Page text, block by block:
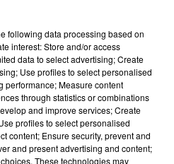
following data processing based on
interest: Store and/or access
data to select advertising; Create
Use profiles to select personalised
performance; Measure content
through statistics or combinations
and improve services; Create
profiles to select personalised
content; Ensure security, prevent and
and present advertising and content;
These technologies may